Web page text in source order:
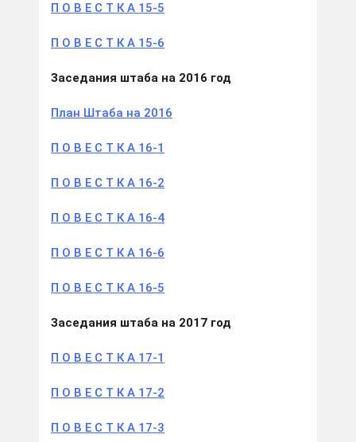
П О В Е С Т К А 15-5
П О В Е С Т К А 15-6
Заседания штаба на 2016 год
План Штаба на 2016
П О В Е С Т К А 16-1
П О В Е С Т К А 16-2
П О В Е С Т К А 16-4
П О В Е С Т К А 16-6
П О В Е С Т К А 16-5
Заседания штаба на 2017 год
П О В Е С Т К А 17-1
П О В Е С Т К А 17-2
П О В Е С Т К А 17-3